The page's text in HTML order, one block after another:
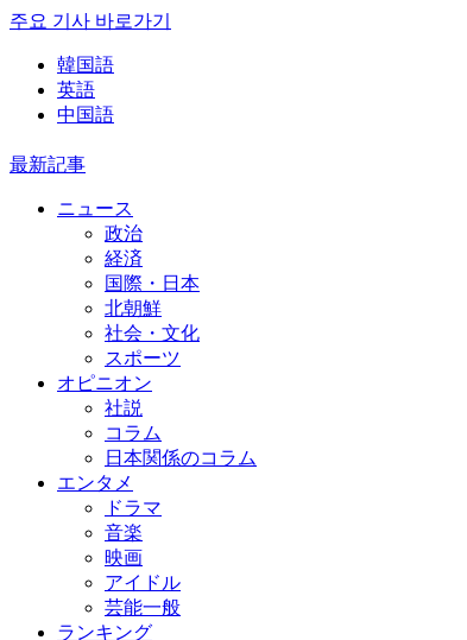
주요 기사 바로가기
韓国語
英語
中国語
最新記事
ニュース
政治
経済
国際・日本
北朝鮮
社会・文化
スポーツ
オピニオン
社説
コラム
日本関係のコラム
エンタメ
ドラマ
音楽
映画
アイドル
芸能一般
ランキング